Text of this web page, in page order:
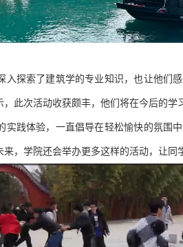
入探索了建筑学的专业知识，也让他们
此次活动收获颇丰，他们将在今后的学
践体验，一直倡导在轻松愉快的氛围
，学院还会举办更多这样的活动，让同